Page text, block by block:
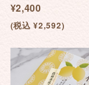
¥2,400
(税込 ¥2,592)